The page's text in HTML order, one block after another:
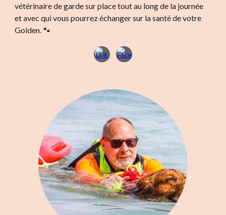
vétérinaire de garde sur place tout au long de la journée
et avec qui vous pourrez échanger sur la santé de votre
Golden. 🐾